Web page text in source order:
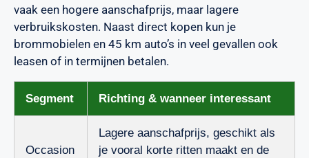
vaak een hogere aanschafprijs, maar lagere
verbruikskosten. Naast direct kopen kun je
brommobielen en 45 km auto’s in veel gevallen ook
leasen of in termijnen betalen.
Segment Richting & wanneer interessant
Occasion
Lagere aanschafprijs, geschikt als
je vooral korte ritten maakt en de